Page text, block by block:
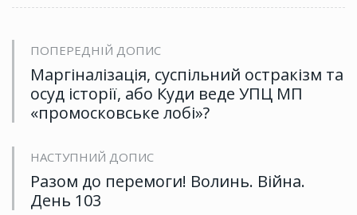
ПОПЕРЕДНІЙ ДОПИС
Маргіналізація, суспільний остракізм та
осуд історії, або Куди веде УПЦ МП
«промосковське лобі»?
НАСТУПНИЙ ДОПИС
Разом до перемоги! Волинь. Війна.
День 103